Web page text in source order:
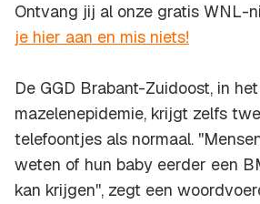
Ontvang jij al onze gratis WNL-
je hier aan en mis niets!
De GGD Brabant-Zuidoost, in
mazelenepidemie, krijgt zelfs
telefoontjes als normaal.
weten of hun baby eerder een
kan krijgen'', zegt een